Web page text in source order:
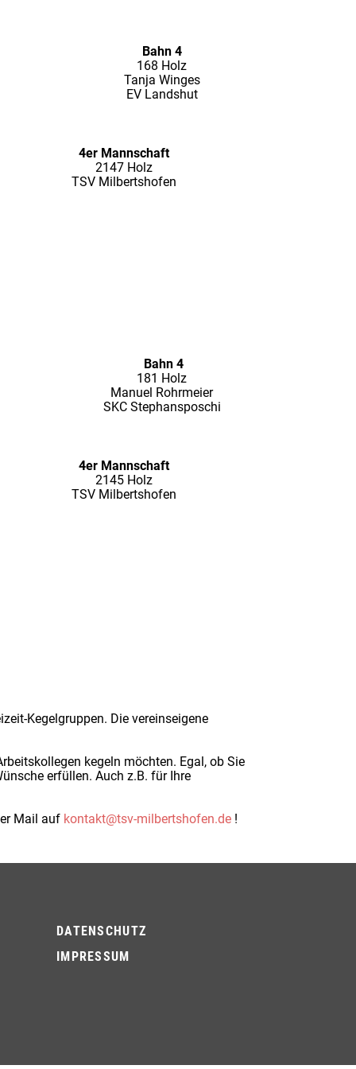
Bahn 4
168 Holz
Tanja Winges
EV Landshut
4er Mannschaft
2147 Holz
TSV Milbertshofen
Bahn 4
181 Holz
Manuel Rohrmeier
SKC Stephansposchi
4er Mannschaft
2145 Holz
TSV Milbertshofen
Kegelgruppen. Die vereinseigene
kegeln möchten. Egal, ob Sie
erfüllen. Auch z.B. für Ihre
Mail auf kontakt@tsv-milbertshofen.de !
DATENSCHUTZ
IMPRESSUM